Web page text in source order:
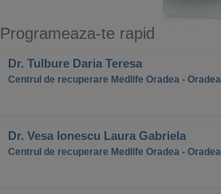
Programeaza-te rapid
Dr. Tulbure Daria Teresa
Centrul de recuperare Medlife Oradea - Oradea
Dr. Vesa Ionescu Laura Gabriela
Centrul de recuperare Medlife Oradea - Oradea